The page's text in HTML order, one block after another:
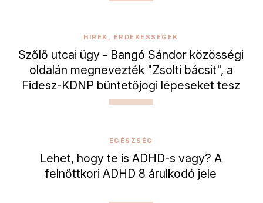
HÍREK, ÉRDEKESSÉGEK
Szőlő utcai ügy - Bangó Sándor közösségi
oldalán megnevezték "Zsolti bácsit", a
Fidesz-KDNP büntetőjogi lépeseket tesz
EGÉSZSÉG
Lehet, hogy te is ADHD-s vagy? A
felnőttkori ADHD 8 árulkodó jele